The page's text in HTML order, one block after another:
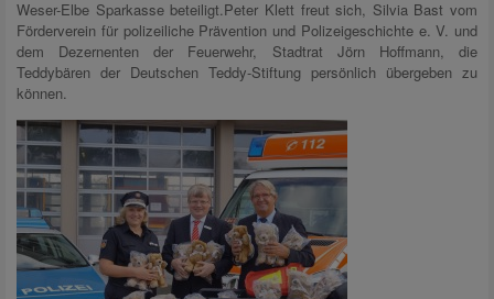
Weser-Elbe Sparkasse beteiligt.Peter Klett freut sich, Silvia Bast vom
Förderverein für polizeiliche Prävention und Polizeigeschichte e. V. und
dem Dezernenten der Feuerwehr, Stadtrat Jörn Hoffmann, die
Teddybären der Deutschen Teddy-Stiftung persönlich übergeben zu
können.